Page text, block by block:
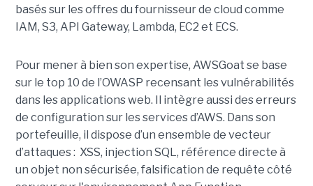
basés sur les offres du fournisseur de cloud comme
IAM, S3, API Gateway, Lambda, EC2 et ECS.
Pour mener à bien son expertise, AWSGoat se base
sur le top 10 de l’OWASP recensant les vulnérabilités
dans les applications web. Il intègre aussi des erreurs
de configuration sur les services d’AWS. Dans son
portefeuille, il dispose d’un ensemble de vecteur
d’attaques : XSS, injection SQL, référence directe à
un objet non sécurisée, falsification de requête côté